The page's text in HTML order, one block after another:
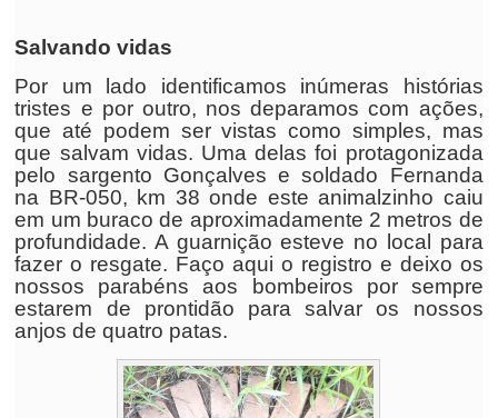
Salvando vidas
Por um lado identificamos inúmeras histórias
tristes e por outro, nos deparamos com ações,
que até podem ser vistas como simples, mas
que salvam vidas. Uma delas foi protagonizada
pelo sargento Gonçalves e soldado Fernanda
na BR-050, km 38 onde este animalzinho caiu
em um buraco de aproximadamente 2 metros de
profundidade. A guarnição esteve no local para
fazer o resgate. Faço aqui o registro e deixo os
nossos parabéns aos bombeiros por sempre
estarem de prontidão para salvar os nossos
anjos de quatro patas.